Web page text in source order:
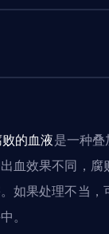
的血液是一种
血效果不同，
如果处理不当，
。